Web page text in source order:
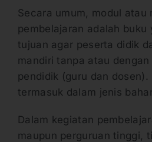
Secara umum, modul atau
pembelajaran adalah buku
tujuan agar peserta didik
mandiri tanpa atau dengan
pendidik (guru dan dosen).
termasuk dalam jenis
Dalam kegiatan
maupun perguruan tinggi,